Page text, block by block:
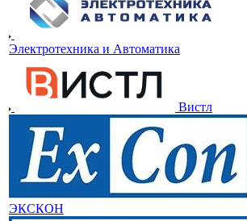
Электротехника и Автоматика
Вистл
ЭКСКОН